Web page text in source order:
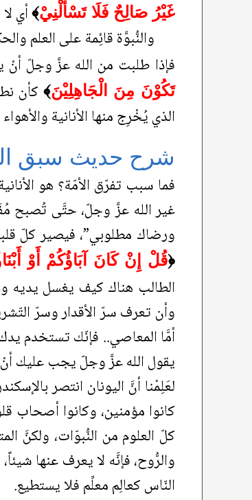
غَيْرُ صَالِحٌ فَلَا تَسْأَلْنِيْ﴾ أي
والنُّبوَّة قائِمة على العلم
فإذا طلبت من الله عزَّ وجلّ أنْ
تَكُوْنَ مِنَ الْجَاهِلِيْنَ﴾ كأن
الذي يُخْرِج منها الأنانية
شرح حديث سبق
فما سبب تفرّق الأمّة؟ هو
غير الله عزَّ وجلّ، حتَّى تُصبح
ورضاك مطلوبي”، فيصير كلّ
﴿قُلْ إِنْ كَانَ آبَاؤُكُمْ أَوْ
الطالب هناك كيف يغسل يديه
وأن تعرف سرّ الأقدار وسرّ
أمَّا المعاصي.. فإنّك تستخدم يدك
يقول الله عزَّ وجلّ يجب عليك أنْ
لعَلِمْنا أنَّ اليونان انتصر
كانوا مؤمنين، وكانوا أصحاب
كلّ العلوم من النُّبوّات، ولكنَّ
والرُّوح، فإنَّه لا يعرف عنها
النّاس كعالِم معلِّم فلا يستطيع.